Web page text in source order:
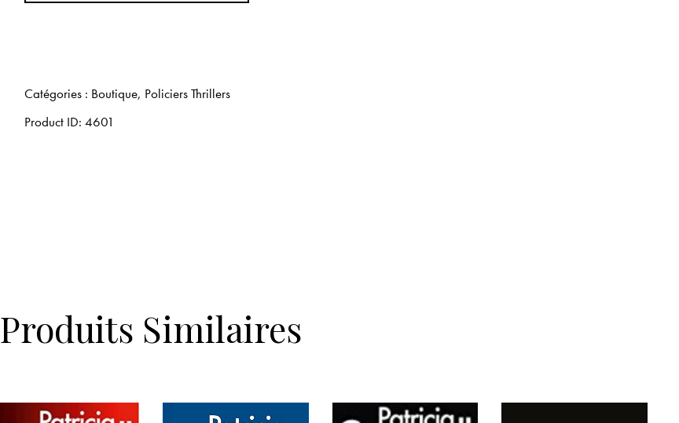
Catégories : Boutique, Policiers Thrillers
Product ID:4601
Produits Similaires